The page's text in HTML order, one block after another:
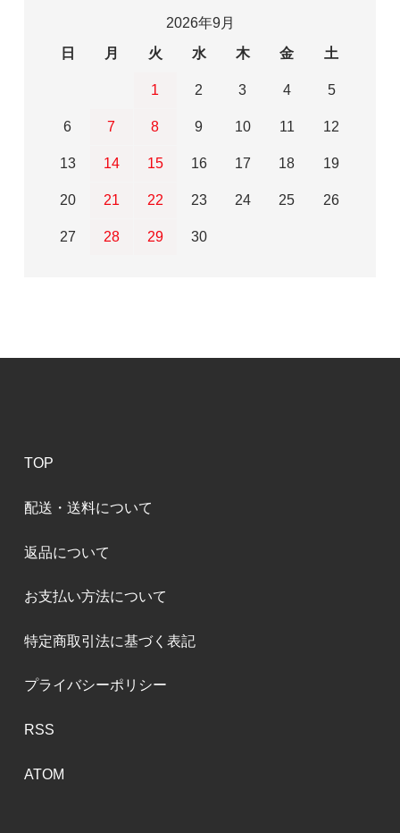
2026年9月
日
月 火 水 木 金 土
1 2 3 4 5
6 7 8 9 10 11 12
13 14 15 16 17 18 19
20 21 22 23 24 25 26
27 28 29 30
TOP
配送・送料について
返品について
お支払い方法について
特定商取引法に基づく表記
プライバシーポリシー
RSS
ATOM